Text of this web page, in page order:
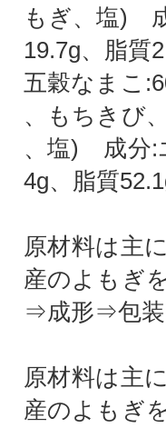
もぎ、塩)
19.7g、脂質
五穀なまこ
、もちきび
、塩) 成分:
4g、脂質
原材料は主
産のよもぎ
⇒成形⇒包装
原材料は主
産のよもぎ